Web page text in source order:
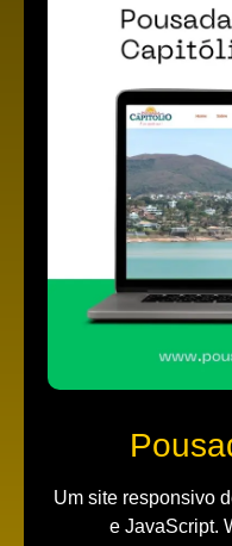
Um site responsivo
e JavaScript.